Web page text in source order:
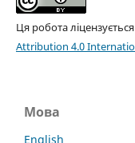
Ця робота
Attribution 4.0
Мова
English